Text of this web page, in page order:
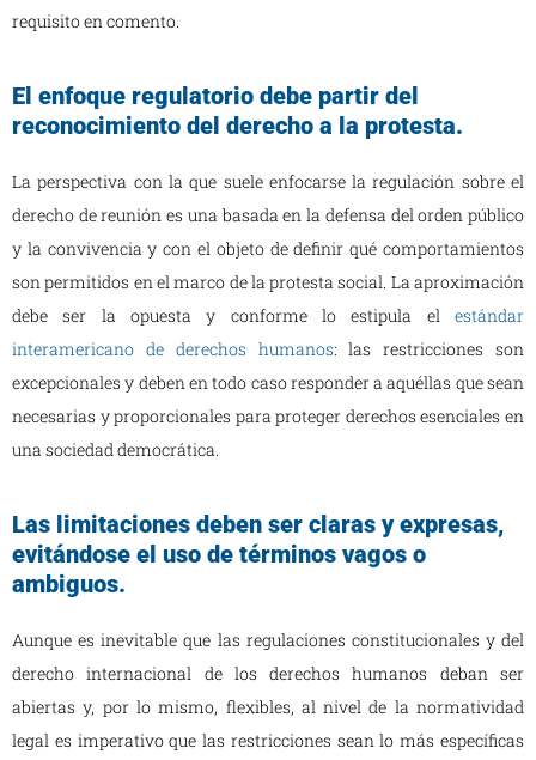
requisito en comento.
El enfoque regulatorio debe partir del
reconocimiento del derecho a la protesta.
La perspectiva con la que suele enfocarse la regulación sobre el
derecho de reunión es una basada en la defensa del orden público
y la convivencia y con el objeto de definir qué comportamientos
son permitidos en el marco de la protesta social. La aproximación
debe ser la opuesta y conforme lo estipula el
estándar
interamericano de derechos humanos: las restricciones son
excepcionales y deben en todo caso responder a aquéllas que sean
necesarias y proporcionales para proteger derechos esenciales en
una sociedad democrática.
Las limitaciones deben ser claras y expresas,
evitándose el uso de términos vagos o
ambiguos.
Aunque es inevitable que las regulaciones constitucionales y del
derecho internacional de los derechos humanos deban ser
abiertas y, por lo mismo, flexibles, al nivel de la normatividad
legal es imperativo que las restricciones sean lo más específicas